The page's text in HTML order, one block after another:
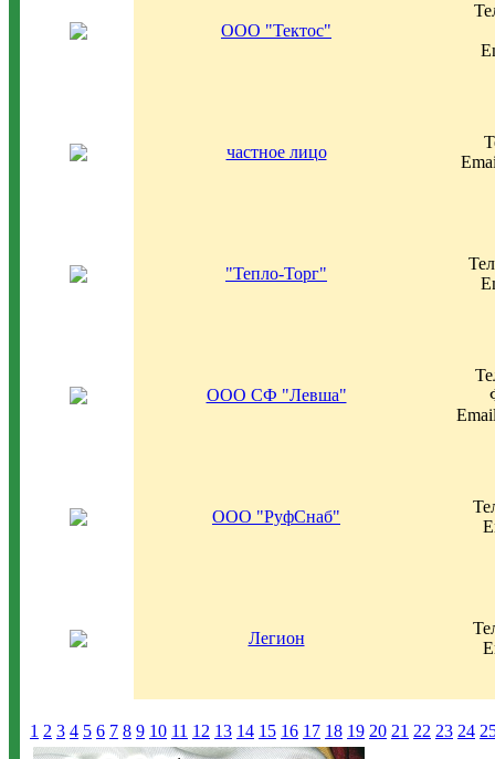
ООО "Тектос"
частное лицо
"Тепло-Торг"
ООО СФ "Левша"
ООО "РуфСнаб"
Легион
1 2 3 4 5 6 7 8 9 10 11 12 13 14 15 16 17 18 19 20 21 22 23 24